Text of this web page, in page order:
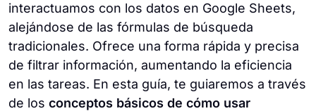
interactuamos con los datos en Google Sheets,
alejándose de las fórmulas de búsqueda
tradicionales. Ofrece una forma rápida y precisa
de filtrar información, aumentando la eficiencia
en las tareas. En esta guía, te guiaremos a través
de los conceptos básicos de cómo usar